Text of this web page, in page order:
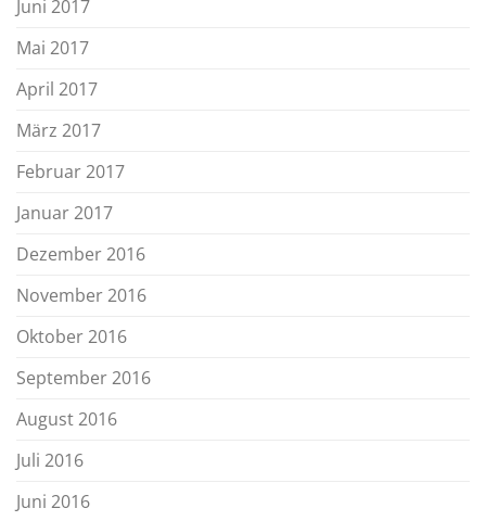
Juni 2017
Mai 2017
April 2017
März 2017
Februar 2017
Januar 2017
Dezember 2016
November 2016
Oktober 2016
September 2016
August 2016
Juli 2016
Juni 2016